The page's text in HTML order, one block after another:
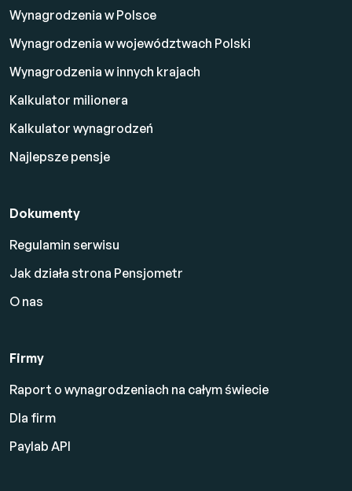
Wynagrodzenia w Polsce
Wynagrodzenia w województwach Polski
Wynagrodzenia w innych krajach
Kalkulator milionera
Kalkulator wynagrodzeń
Najlepsze pensje
Dokumenty
Regulamin serwisu
Jak działa strona Pensjometr
O nas
Firmy
Raport o wynagrodzeniach na całym świecie
Dla firm
Paylab API